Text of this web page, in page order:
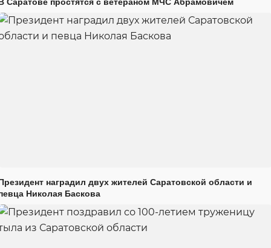
наградил двух жителей Саратовской области и
Николая Баскова